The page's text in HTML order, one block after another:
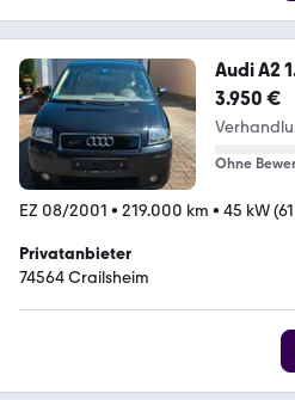
Audi A2
3.950 €
Ohne
EZ 08/2001 • 219.000 km • 45 kW
Privatanbieter
74564 Crailsheim